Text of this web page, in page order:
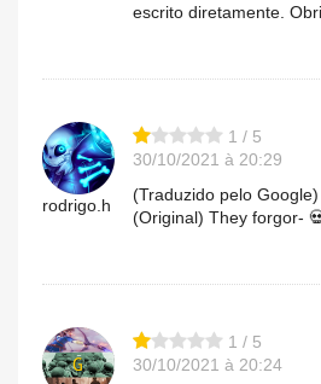
escrito diretamente.
rodrigo.h
1 / 5
30/10/2021 à 20:29
(Traduzido pelo
(Original) They forgor-
1 / 5
30/10/2021 à 20:24